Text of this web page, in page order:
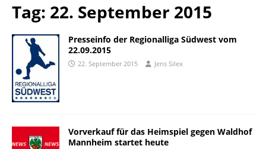
Tag: 22. September 2015
Presseinfo der Regionalliga Südwest vom
22.09.2015
22. September 2015 Jens Silex
Vorverkauf für das Heimspiel gegen Waldhof
Mannheim startet heute